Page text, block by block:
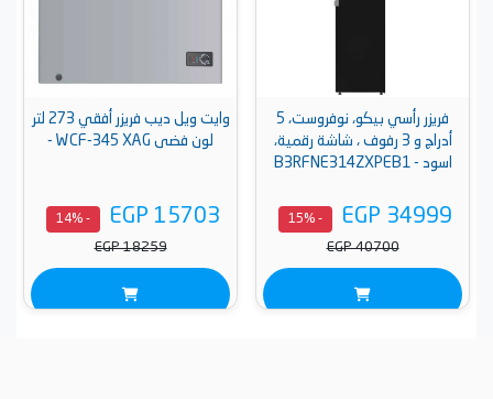
فريزر رأسي بيكو، نوفروست، 5
أدراج و 3 رفوف ، شاشة رقمية،
اسود - B3RFNE314ZXPEB1
EGP 34999
- 15%
EGP 40700
وايت ويل ديب فريزر أفقي 273 لتر
لون فضى WCF-345 XAG -
EGP 15703
- 14%
EGP 18259